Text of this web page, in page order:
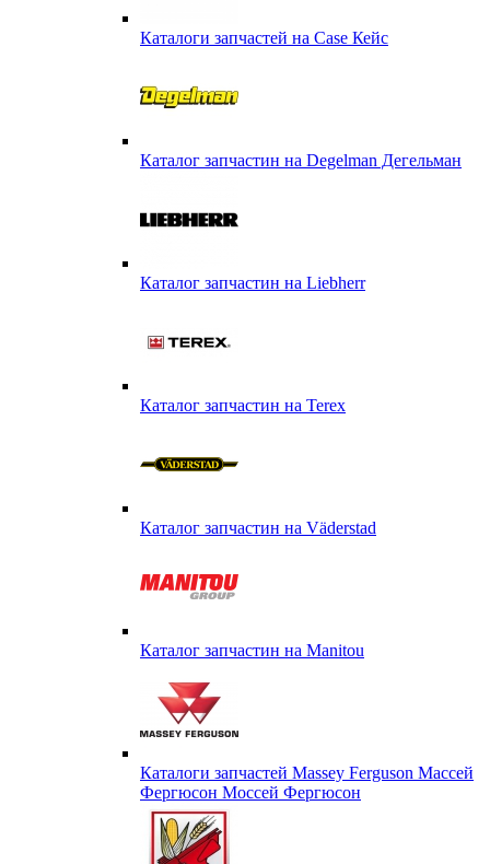
Каталоги запчастей на Case Кейс
Каталог запчастин на Degelman Дегельман
Каталог запчастин на Liebherr
Каталог запчастин на Terex
Каталог запчастин на Väderstad
Каталог запчастин на Маnitou
Каталоги запчастей Massey Ferguson Массей
Фергюсон Моссей Фергюсон